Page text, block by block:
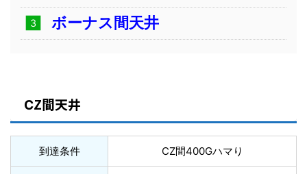
ボーナス間天井
CZ間天井
到達条件 CZ間400Gハマり